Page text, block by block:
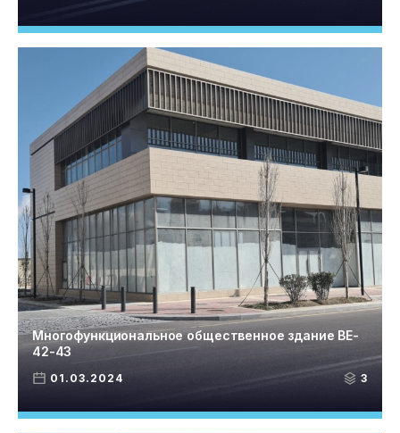
01.03.2024 3
Многофункциональное общественное здание BE-
42-43